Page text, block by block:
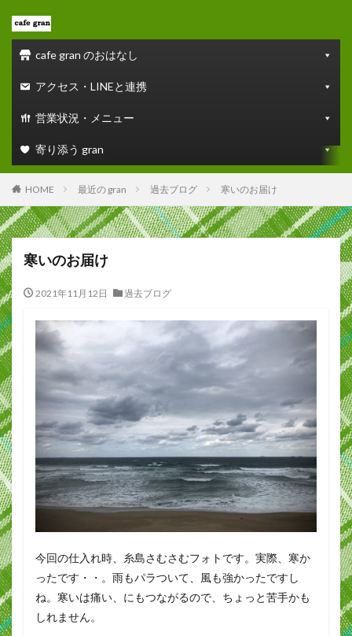
cafe gran のおはなし
アクセス・LINEと連携
営業状況・メニュー
寄り添う gran
HOME 最近の gran 過去ブログ 寒いのお届け
寒いのお届け
2021年11月12日 過去ブログ
今回の仕入れ時、糸島さむさむフォトです。実際、寒か
ったです・・。雨もパラついて、風も強かったですし
ね。寒いは痛い、にもつながるので、ちょっと苦手かも
しれません。